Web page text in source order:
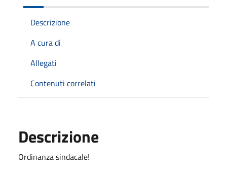
Descrizione
A cura di
Allegati
Contenuti correlati
Descrizione
Ordinanza sindacale!